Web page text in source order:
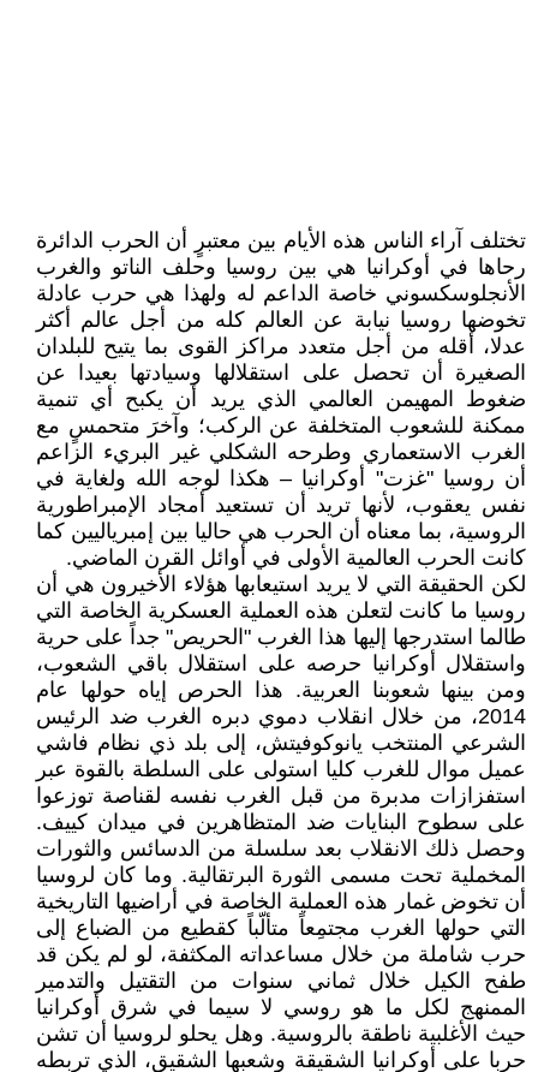
تختلف آراء الناس هذه الأيام بين معتبرٍ أن الحرب الدائرة
رحاها في أوكرانيا هي بين روسيا وحلف الناتو والغرب
الأنجلوسكسوني خاصة الداعم له ولهذا هي حرب عادلة
تخوضها روسيا نيابة عن العالم كله من أجل عالم أكثر
عدلا، أقله من أجل متعدد مراكز القوى بما يتيح للبلدان
الصغيرة أن تحصل على استقلالها وسيادتها بعيدا عن
ضغوط المهيمن العالمي الذي يريد أن يكبح أي تنمية
ممكنة للشعوب المتخلفة عن الركب؛ وآخرَ متحمسٍ مع
الغرب الاستعماري وطرحه الشكلي غير البريء الزاعم
أن روسيا "غزت" أوكرانيا – هكذا لوجه الله ولغاية في
نفس يعقوب، لأنها تريد أن تستعيد أمجاد الإمبراطورية
الروسية، بما معناه أن الحرب هي حاليا بين إمبرياليين كما
كانت الحرب العالمية الأولى في أوائل القرن الماضي.
لكن الحقيقة التي لا يريد استيعابها هؤلاء الأخيرون هي أن
روسيا ما كانت لتعلن هذه العملية العسكرية الخاصة التي
طالما استدرجها إليها هذا الغرب "الحريص" جداً على حرية
واستقلال أوكرانيا حرصه على استقلال باقي الشعوب،
ومن بينها شعوبنا العربية. هذا الحرص إياه حولها عام
2014، من خلال انقلاب دموي دبره الغرب ضد الرئيس
الشرعي المنتخب يانوكوفيتش، إلى بلد ذي نظام فاشي
عميل موال للغرب كليا استولى على السلطة بالقوة عبر
استفزازات مدبرة من قبل الغرب نفسه لقناصة توزعوا
على سطوح البنايات ضد المتظاهرين في ميدان كييف.
وحصل ذلك الانقلاب بعد سلسلة من الدسائس والثورات
المخملية تحت مسمى الثورة البرتقالية. وما كان لروسيا
أن تخوض غمار هذه العملية الخاصة في أراضيها التاريخية
التي حولها الغرب مجتمِعاً متألّباً كقطيع من الضباع إلى
حرب شاملة من خلال مساعداته المكثفة، لو لم يكن قد
طفح الكيل خلال ثماني سنوات من التقتيل والتدمير
الممنهج لكل ما هو روسي لا سيما في شرق أوكرانيا
حيث الأغلبية ناطقة بالروسية. وهل يحلو لروسيا أن تشن
حربا على أوكرانيا الشقيقة وشعبها الشقيق، الذي تربطه